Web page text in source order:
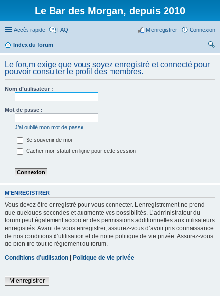
Le Bar des Morgan, depuis 2010
Accès rapide FAQ Connexion
M’enregistrer
Index du forum
her
ch
Le forum exige que vous soyez enregistré et connecté pour
pouvoir consulter le profil des membres.
Nom d’utilisateur :
Mot de passe :
J’ai oublié mon mot de passe
Se souvenir de moi
Cacher mon statut en ligne pour cette session
M’ENREGISTRER
Vous devez être enregistré pour vous connecter. L’enregistrement ne prend
que quelques secondes et augmente vos possibilités. L’administrateur du
forum peut également accorder des permissions additionnelles aux utilisateurs
enregistrés. Avant de vous enregistrer, assurez-vous d’avoir pris connaissance
de nos conditions d’utilisation et de notre politique de vie privée. Assurez-vous
de bien lire tout le règlement du forum.
Conditions d’utilisation | Politique de vie privée
M’enregistrer